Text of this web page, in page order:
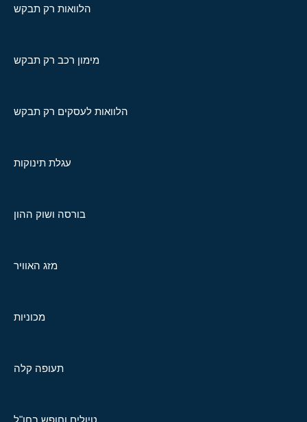
הלוואות רק תבקש
מימון רכב רק תבקש
הלוואות לעסקים רק תבקש
עגלת תינוקות
בורסה ושוק ההון
מזג האוויר
מכוניות
תעופה קלה
טיולים וחופש בחו"ל